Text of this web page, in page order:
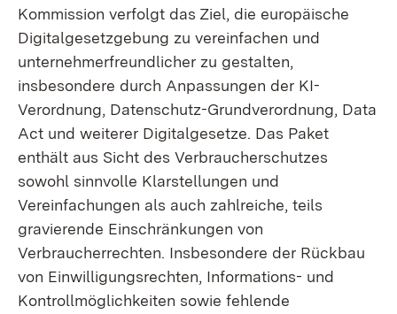
Kommission verfolgt das Ziel, die europäische
Digitalgesetzgebung zu vereinfachen und
unternehmerfreundlicher zu gestalten,
insbesondere durch Anpassungen der KI-
Verordnung, Datenschutz-Grundverordnung, Data
Act und weiterer Digitalgesetze. Das Paket
enthält aus Sicht des Verbraucherschutzes
sowohl sinnvolle Klarstellungen und
Vereinfachungen als auch zahlreiche, teils
gravierende Einschränkungen von
Verbraucherrechten. Insbesondere der Rückbau
von Einwilligungsrechten, Informations- und
Kontrollmöglichkeiten sowie fehlende